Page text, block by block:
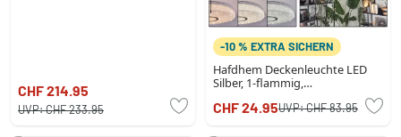
CHF 214.95
UVP:CHF 233.95
-10 % EXTRA SICHERN
Hafdhem Deckenleuchte LED
Silber, 1-flammig,
CHF 24.95UVP:CHF 83.95